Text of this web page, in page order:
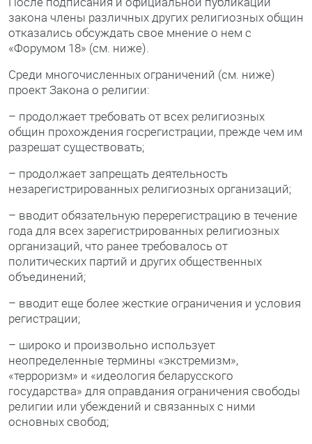
закона члены различных других религиозных общин
отказались обсуждать свое мнение о нем с
«Форумом 18» (см. ниже).
Среди многочисленных ограничений (см. ниже)
проект Закона о религии:
– продолжает требовать от всех религиозных
общин прохождения госрегистрации, прежде чем им
разрешат существовать;
– продолжает запрещать деятельность
незарегистрированных религиозных организаций;
– вводит обязательную перерегистрацию в течение
года для всех зарегистрированных религиозных
организаций, что ранее требовалось от
политических партий и других общественных
объединений;
– вводит еще более жесткие ограничения и условия
регистрации;
– широко и произвольно использует
неопределенные термины «экстремизм»,
«терроризм» и «идеология беларусского
государства» для оправдания ограничения свободы
религии или убеждений и связанных с ними
основных свобод;